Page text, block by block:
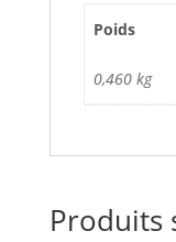
Poids
0,460 kg
Produits